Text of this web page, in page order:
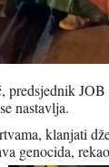
JOB
nastavlja.
klanjati
genocida,